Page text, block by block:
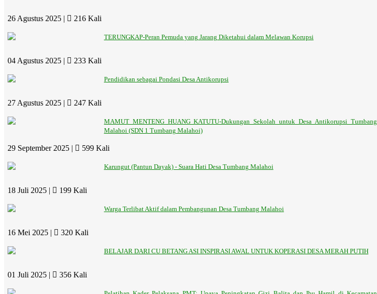
26 Agustus 2025 | 216 Kali
TERUNGKAP-Peran Pemuda yang Jarang Diketahui dalam Melawan Korupsi
04 Agustus 2025 | 233 Kali
Pendidikan sebagai Pondasi Desa Antikorupsi
27 Agustus 2025 | 247 Kali
MAMUT MENTENG HUANG KATUTU-Dukungan Sekolah untuk Desa Antikorupsi Tumbang
Malahoi (SDN 1 Tumbang Malahoi)
29 September 2025 | 599 Kali
Karungut (Pantun Dayak) - Suara Hati Desa Tumbang Malahoi
18 Juli 2025 | 199 Kali
Warga Terlibat Aktif dalam Pembangunan Desa Tumbang Malahoi
16 Mei 2025 | 320 Kali
BELAJAR DARI CU BETANG ASI INSPIRASI AWAL UNTUK KOPERASI DESA MERAH PUTIH
01 Juli 2025 | 356 Kali